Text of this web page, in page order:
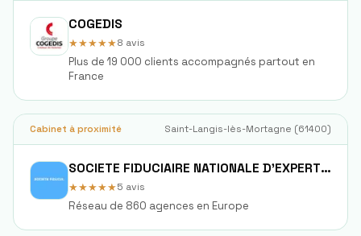
COGEDIS
★★★★★8 avis
Plus de 19 000 clients accompagnés partout en
France
Cabinet à proximité Saint-Langis-lès-Mortagne (61400)
SOCIETE FIDUCIAIRE NATIONALE D'EXPERTISE COMPTABLE FIDEXPERTISE
★★★★★5 avis
Réseau de 860 agences en Europe